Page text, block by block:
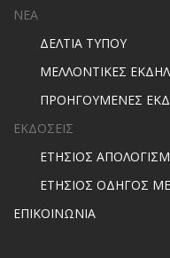
ΝΕΑ
ΔΕΛΤΙΑ ΤΥΠΟΥ
ΜΕΛΛΟΝΤΙΚΕΣ
ΠΡΟΗΓΟΥΜΕΝΕΣ
ΕΚΔΟΣΕΙΣ
ΕΤΗΣΙΟΣ
ΕΤΗΣΙΟΣ ΟΔΗΓΟΣ
ΕΠΙΚΟΙΝΩΝΙΑ